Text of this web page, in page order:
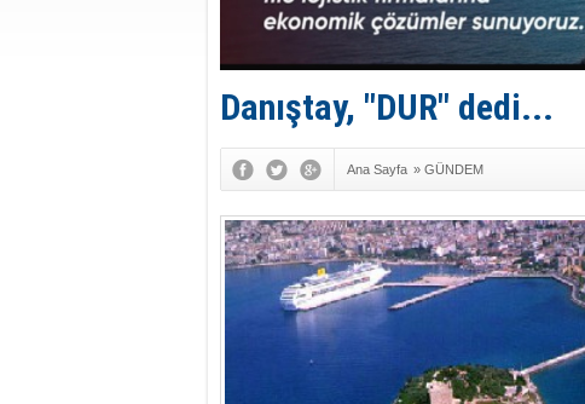
Danıştay, "DUR" dedi...
Ana Sayfa » GÜNDEM